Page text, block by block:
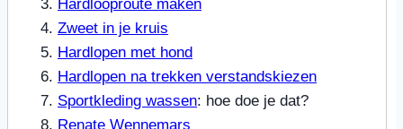
Hardlooproute maken
Zweet in je kruis
Hardlopen met hond
Hardlopen na trekken verstandskiezen
Sportkleding wassen: hoe doe je dat?
Renate Wennemars